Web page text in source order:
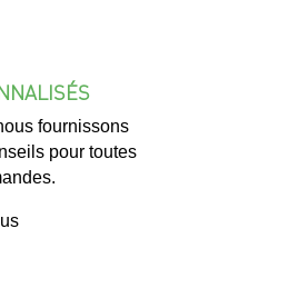
fournissons
pour toutes